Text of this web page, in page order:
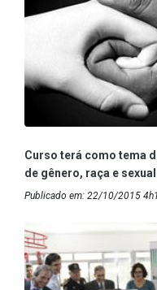
Curso terá como tema
de gênero, raça e
Publicado em: 22/10/2015